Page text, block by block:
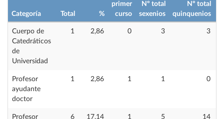
Categoría Total %
primer
curso
Nº total
sexenios
Nº total
quinquenios
Cuerpo de
Catedráticos
de
Universidad
1 2,86 0 3 3
Profesor
ayudante
doctor
1 2,86 1 1 0
Profesor
6 17,14 1 5 14